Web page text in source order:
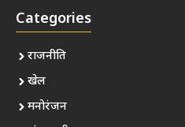
Categories
राजनीति
खेल
मनोरंजन